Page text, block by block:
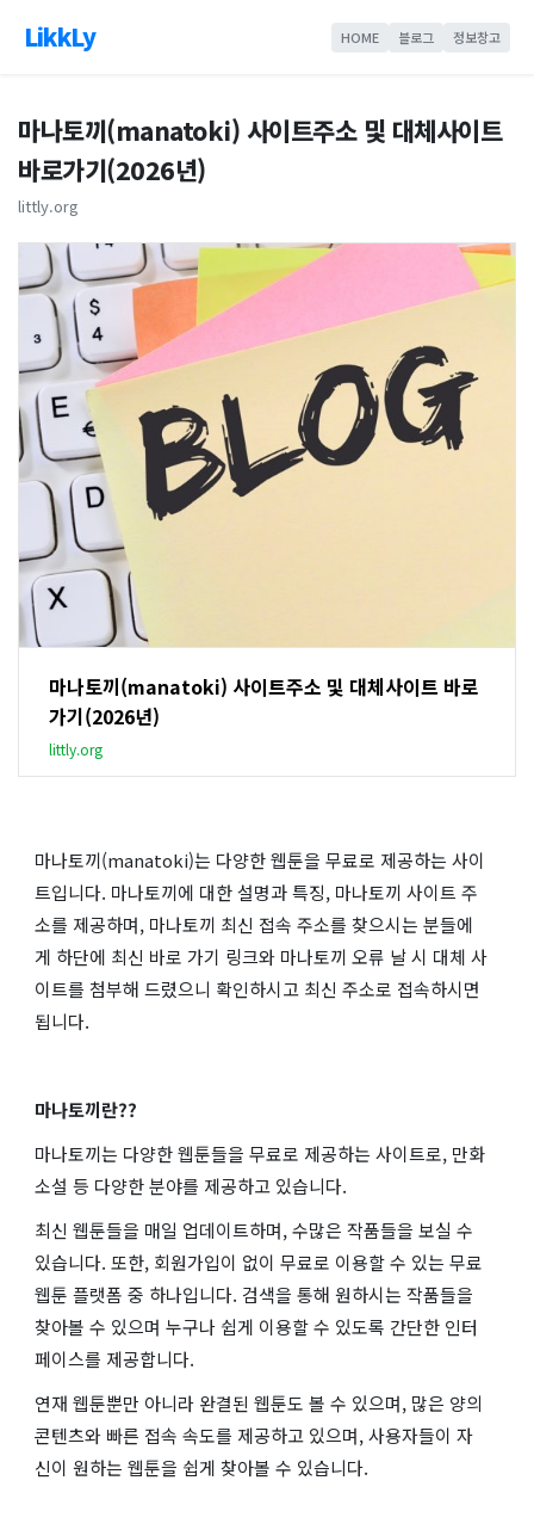
LikkLy HOME 블로그 정보창고
마나토끼(manatoki) 사이트주소 및 대체사이트
바로가기(2026년)
littly.org
마나토끼(manatoki) 사이트주소 및 대체사이트 바로
가기(2026년)
littly.org
마나토끼(manatoki)는 다양한 웹툰을 무료로 제공하는 사이
트입니다. 마나토끼에 대한 설명과 특징, 마나토끼 사이트 주
소를 제공하며, 마나토끼 최신 접속 주소를 찾으시는 분들에
게 하단에 최신 바로 가기 링크와 마나토끼 오류 날 시 대체 사
이트를 첨부해 드렸으니 확인하시고 최신 주소로 접속하시면
됩니다.
마나토끼란??
마나토끼는 다양한 웹툰들을 무료로 제공하는 사이트로, 만화
소설 등 다양한 분야를 제공하고 있습니다.
최신 웹툰들을 매일 업데이트하며, 수많은 작품들을 보실 수
있습니다. 또한, 회원가입이 없이 무료로 이용할 수 있는 무료
웹툰 플랫폼 중 하나입니다. 검색을 통해 원하시는 작품들을
찾아볼 수 있으며 누구나 쉽게 이용할 수 있도록 간단한 인터
페이스를 제공합니다.
연재 웹툰뿐만 아니라 완결된 웹툰도 볼 수 있으며, 많은 양의
콘텐츠와 빠른 접속 속도를 제공하고 있으며, 사용자들이 자
신이 원하는 웹툰을 쉽게 찾아볼 수 있습니다.